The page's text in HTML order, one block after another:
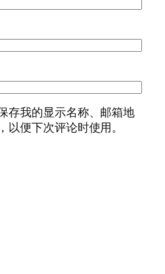
存我的显示名称、邮箱地
以便下次评论时使用。